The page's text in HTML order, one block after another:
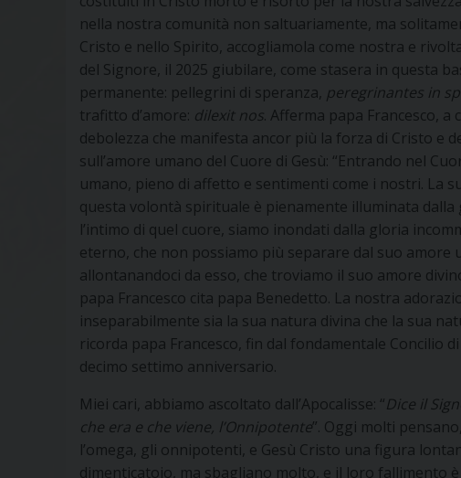
nella nostra comunità non saltuariamente, ma
Cristo e nello Spirito, accogliamola come nostra e
del Signore, il 2025 giubilare, come stasera in questa
permanente: pellegrini di speranza, peregrinantes in
trafitto d’amore: dilexit nos. Afferma papa Francesco,
debolezza che manifesta ancor più la forza di Cristo e
sull’amore umano del Cuore di Gesù: “Entrando nel
umano, pieno di affetto e sentimenti come i nostri. La
questa volontà spirituale è pienamente illuminata
l’intimo di quel cuore, siamo inondati dalla gloria
eterno, che non possiamo più separare dal suo
allontanandoci da esso, che troviamo il suo amore
papa Francesco cita papa Benedetto. La nostra
inseparabilmente sia la sua natura divina che la sua
ricorda papa Francesco, fin dal fondamentale Concilio
decimo settimo anniversario.
Miei cari, abbiamo ascoltato dall’Apocalisse: “Dice il
che era e che viene, l’Onnipotente”. Oggi molti
l’omega, gli onnipotenti, e Gesù Cristo una figura
dimenticatoio, ma sbagliano molto, e il loro fallimento